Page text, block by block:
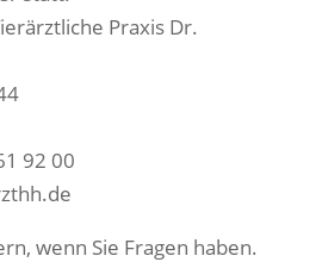
Praxis Dr.
92 00
wenn Sie Fragen haben.